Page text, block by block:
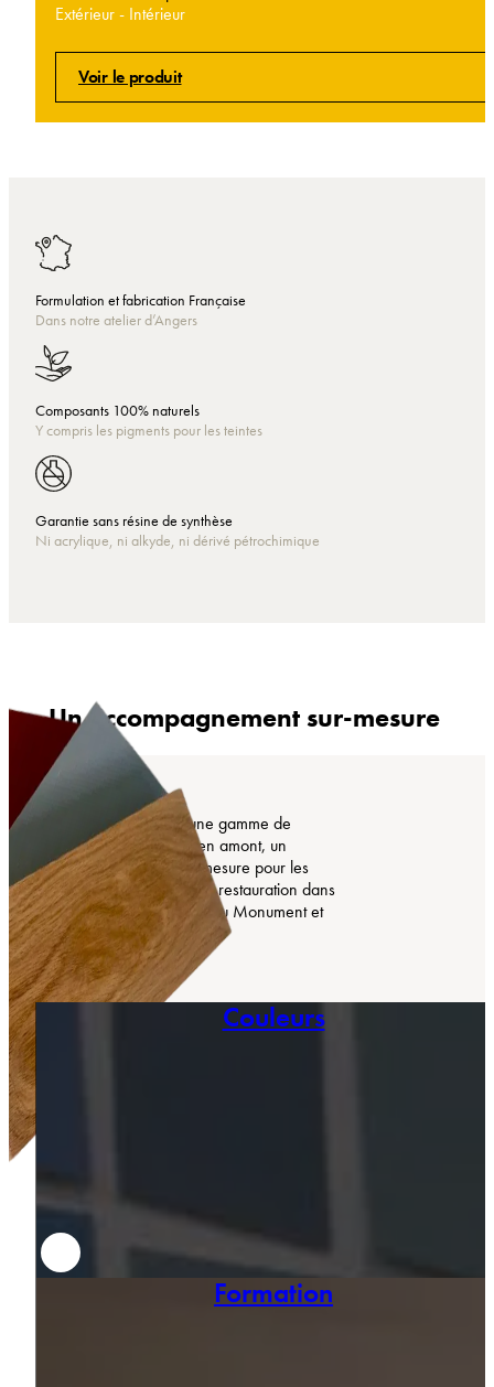
Extérieur - Intérieur
Voir le produit
Formulation et fabrication Française
Dans notre atelier d’Angers
Composants 100% naturels
Y compris les pigments pour les teintes
Garantie sans résine de synthèse
Ni acrylique, ni alkyde, ni dérivé pétrochimique
Un accompagnement sur-mesure
COMTESS propose une gamme de
produits, mais surtout, en amont, un
accompagnement sur-mesure pour les
projets de création et de restauration dans
les univers du Bâtiment, du Monument et
de la « Haute-Peinture ».
Couleurs
Formation